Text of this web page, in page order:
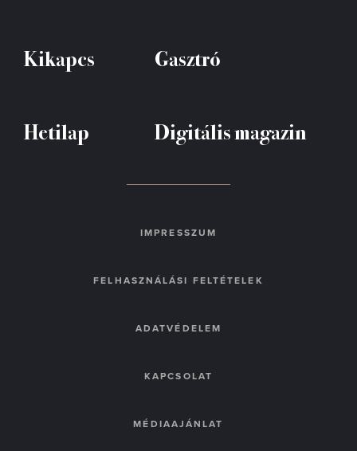
Kikapcs Gasztró
Hetilap Digitális magazin
IMPRESSZUM
FELHASZNÁLÁSI FELTÉTELEK
ADATVÉDELEM
KAPCSOLAT
MÉDIAAJÁNLAT